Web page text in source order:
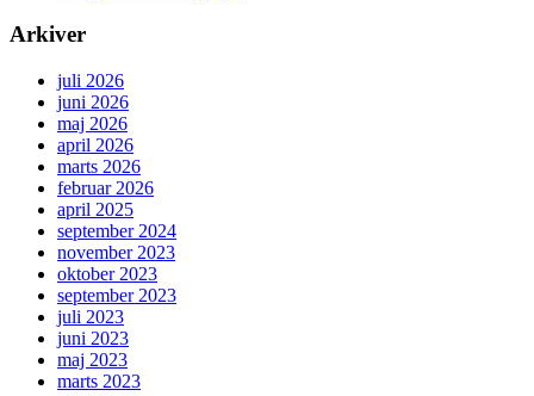
Arkiver
juli 2026
juni 2026
maj 2026
april 2026
marts 2026
februar 2026
april 2025
september 2024
november 2023
oktober 2023
september 2023
juli 2023
juni 2023
maj 2023
marts 2023